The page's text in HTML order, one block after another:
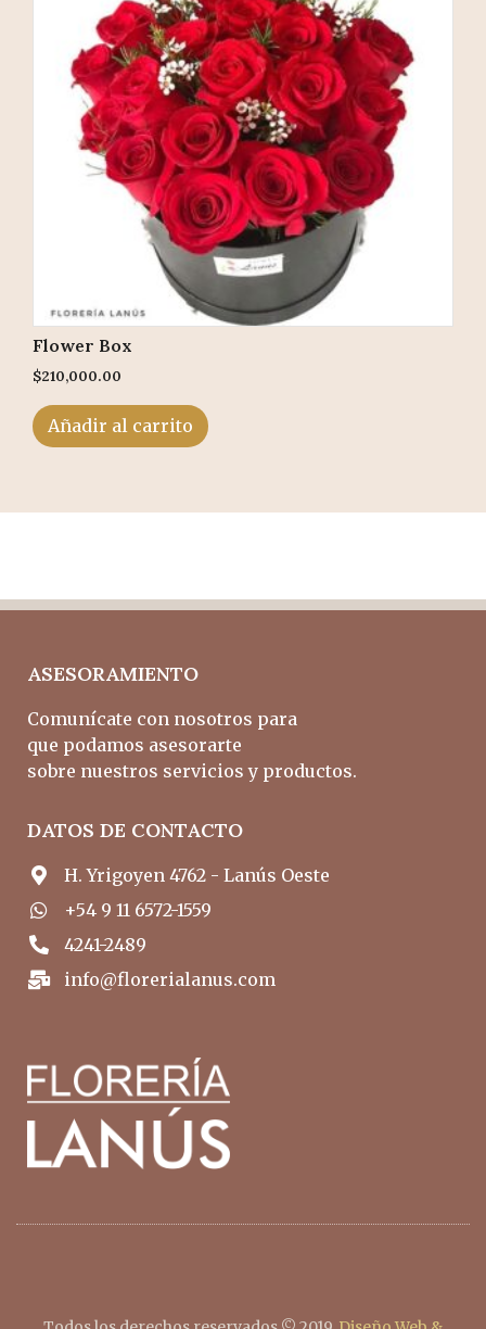
Flower Box
$210,000.00
Añadir al carrito
ASESORAMIENTO
Comunícate con nosotros para
que podamos asesorarte
sobre nuestros servicios y productos.
DATOS DE CONTACTO
H. Yrigoyen 4762 - Lanús Oeste
+54 9 11 6572-1559
4241-2489
info@florerialanus.com